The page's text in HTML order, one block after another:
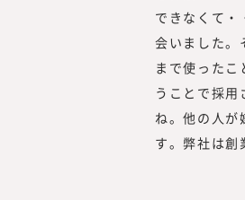
できなくて・
会いました。
まで使った
うことで採
ね。他の人が
す。弊社は創